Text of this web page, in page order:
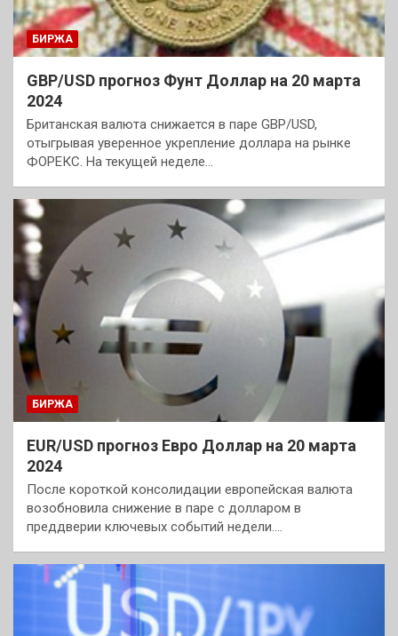
БИРЖА
GBP/USD прогноз Фунт Доллар на 20 марта
2024
Британская валюта снижается в паре GBP/USD,
отыгрывая уверенное укрепление доллара на рынке
ФОРЕКС. На текущей неделе…
БИРЖА
EUR/USD прогноз Евро Доллар на 20 марта
2024
После короткой консолидации европейская валюта
возобновила снижение в паре с долларом в
преддверии ключевых событий недели.…